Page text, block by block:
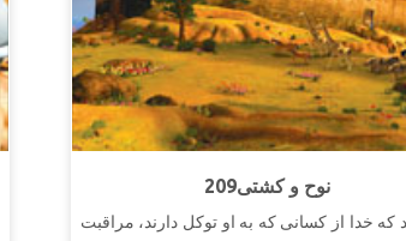
209نوح و کشتی
که خدا از کسانی که به او توکل دارند، مراقبت